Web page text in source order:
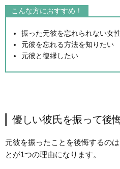
こんな方におすすめ！
振った元彼を忘れられない女性
元彼を忘れる方法を知りたい
元彼と復縁したい
優しい彼氏を振って後
元彼を振ったことを後悔するの
とが1つの理由になります。